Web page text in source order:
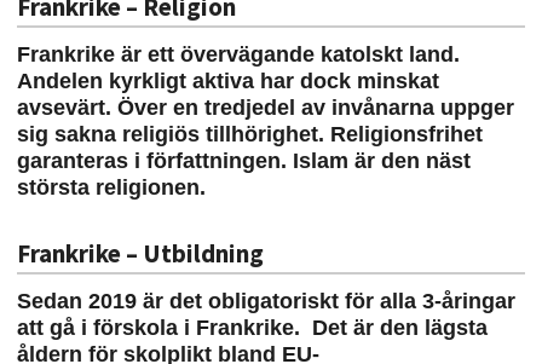
Frankrike – Religion
Frankrike är ett övervägande katolskt land.
Andelen kyrkligt aktiva har dock minskat
avsevärt. Över en tredjedel av invånarna uppger
sig sakna religiös tillhörighet. Religionsfrihet
garanteras i författningen. Islam är den näst
största religionen.
Frankrike – Utbildning
Sedan 2019 är det obligatoriskt för alla 3-åringar
att gå i förskola i Frankrike. Det är den lägsta
åldern för skolplikt bland EU-